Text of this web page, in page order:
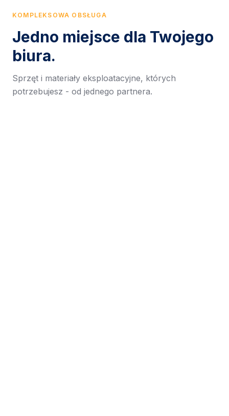
KOMPLEKSOWA OBSŁUGA
Jedno miejsce dla Twojego
biura.
Sprzęt i materiały eksploatacyjne, których
potrzebujesz - od jednego partnera.